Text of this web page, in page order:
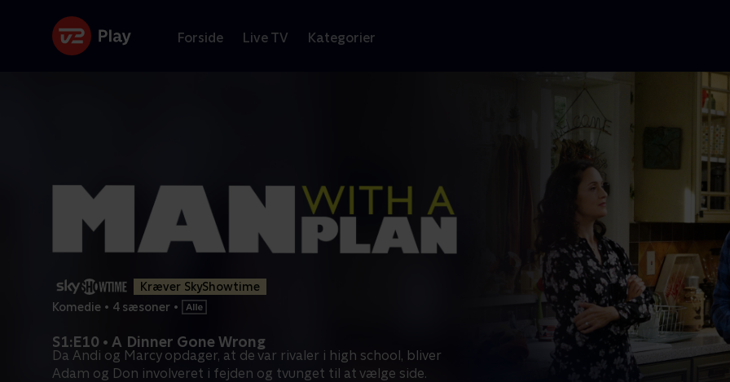
Forside Live TV Kategorier
Kræver SkyShowtime
Komedie • 4 sæsoner •
S1:E10 • A Dinner Gone Wrong
Da Andi og Marcy opdager, at de var rivaler i high school, bliver
Adam og Don involveret i fejden og tvunget til at vælge side.